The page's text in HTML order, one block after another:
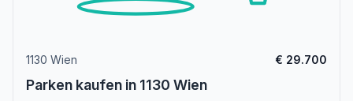
1130 Wien € 29.700
Parken kaufen in 1130 Wien